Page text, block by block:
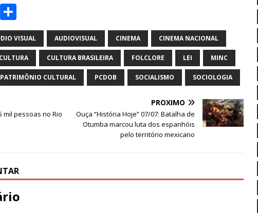
E
h
ar
e
VISUAL AUDIOVISUAL CINEMA CINEMA NACIONAL
CULTURA CULTURA BRASILEIRA FOLCLORE LEI MINC
PATRIMÔNIO CULTURAL PCDOB SOCIALISMO SOCIOLOGIA
mil pessoas no Rio
PRÓXIMO
Ouça “História Hoje” 07/07: Batalha de
Otumba marcou luta dos espanhóis
pelo território mexicano